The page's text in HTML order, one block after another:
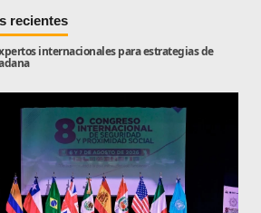
recientes
internacionales para estrategias de